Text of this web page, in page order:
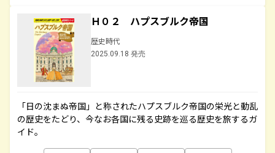
Ｈ０２ ハプスブルク帝国
歴史時代
2025.09.18 発売
「日の沈まぬ帝国」と称されたハプスブルク帝国の栄光と動乱
の歴史をたどり、今なお各国に残る史跡を巡る歴史を旅するガ
イド。